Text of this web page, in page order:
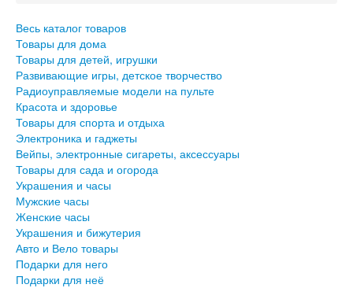
Красота и здоровье
Товары для спорта и отдыха
Электроника и гаджеты
Вейпы, электронные сигареты, аксессуары
Товары для сада и огорода
Украшения и часы
Мужские часы
Женские часы
Украшения и бижутерия
Авто и Вело товары
Подарки для него
Подарки для неё
Весь каталог товаров
Товары для дома
Товары для детей, игрушки
Развивающие игры, детское творчество
Радиоуправляемые модели на пульте
Красота и здоровье
Товары для спорта и отдыха
Электроника и гаджеты
Вейпы, электронные сигареты, аксессуары
Товары для сада и огорода
Украшения и часы
Мужские часы
Женские часы
Украшения и бижутерия
Авто и Вело товары
Подарки для него
Подарки для неё